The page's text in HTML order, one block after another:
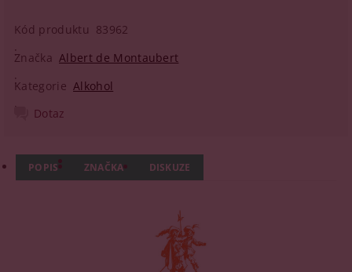
Kód produktu 83962
Značka Albert de Montaubert
Kategorie Alkohol
Dotaz
POPIS ZNAČKA DISKUZE